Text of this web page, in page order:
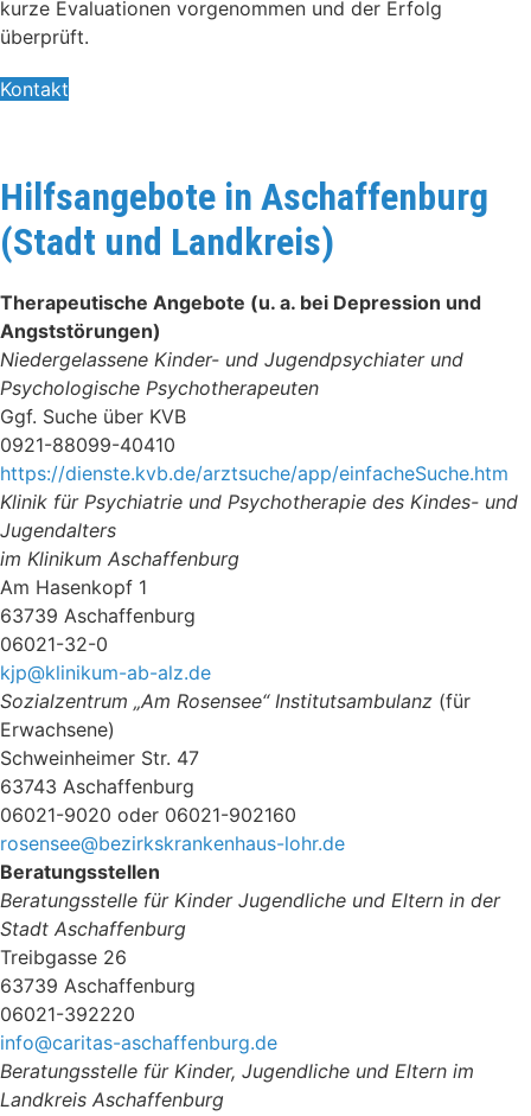
kurze Evaluationen vorgenommen und der Erfolg
überprüft.
Kontakt
Hilfsangebote in Aschaffenburg
(Stadt und Landkreis)
Therapeutische Angebote (u. a. bei Depression und
Angststörungen)
Niedergelassene Kinder- und Jugendpsychiater und
Psychologische Psychotherapeuten
Ggf. Suche über KVB
0921-88099-40410
https://dienste.kvb.de/arztsuche/app/einfacheSuche.htm
Klinik für Psychiatrie und Psychotherapie des Kindes- und
Jugendalters
im Klinikum Aschaffenburg
Am Hasenkopf 1
63739 Aschaffenburg
06021-32-0
kjp@klinikum-ab-alz.de
Sozialzentrum „Am Rosensee“ Institutsambulanz (für
Erwachsene)
Schweinheimer Str. 47
63743 Aschaffenburg
06021-9020 oder 06021-902160
rosensee@bezirkskrankenhaus-lohr.de
Beratungsstellen
Beratungsstelle für Kinder Jugendliche und Eltern in der
Stadt Aschaffenburg
Treibgasse 26
63739 Aschaffenburg
06021-392220
info@caritas-aschaffenburg.de
Beratungsstelle für Kinder, Jugendliche und Eltern im
Landkreis Aschaffenburg